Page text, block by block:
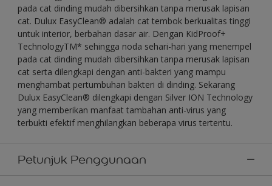
pada cat dinding mudah dibersihkan tanpa merusak lapisan
cat. Dulux EasyClean® adalah cat tembok berkualitas tinggi
untuk interior, berbahan dasar air. Dengan KidProof+
TechnologyTM* sehingga noda sehari-hari yang menempel
pada cat dinding mudah dibersihkan tanpa merusak lapisan
cat serta dilengkapi dengan anti-bakteri yang mampu
menghambat pertumbuhan bakteri di dinding. Sekarang
Dulux EasyClean® dilengkapi dengan Silver ION Technology
yang memberikan manfaat tambahan anti-virus yang
terbukti efektif menghilangkan beberapa virus tertentu.
Petunjuk Penggunaan